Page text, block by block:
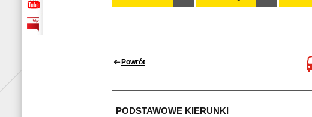
Powrót
PODSTAWOWE KIERUNKI